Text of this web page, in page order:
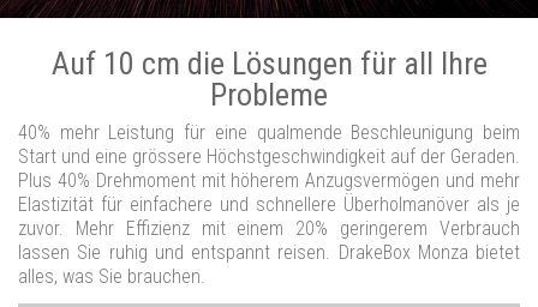
Auf 10 cm die Lösungen für all Ihre
Probleme
40% mehr Leistung für eine qualmende Beschleunigung beim
Start und eine grössere Höchstgeschwindigkeit auf der Geraden.
Plus 40% Drehmoment mit höherem Anzugsvermögen und mehr
Elastizität für einfachere und schnellere Überholmanöver als je
zuvor. Mehr Effizienz mit einem 20% geringerem Verbrauch
lassen Sie ruhig und entspannt reisen. DrakeBox Monza bietet
alles, was Sie brauchen.